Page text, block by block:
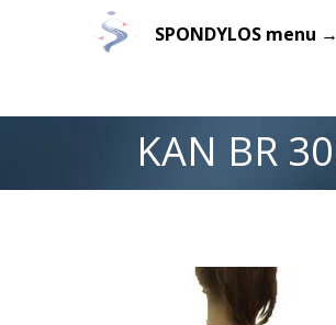
SPONDYLOS menu →
KAN BR